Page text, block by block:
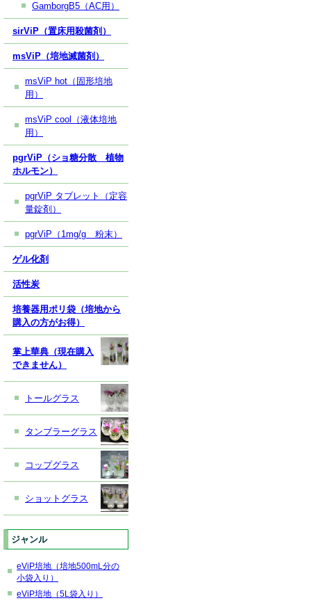
GamborgB5（AC用）
sirViP（置床用殺菌剤）
msViP（培地滅菌剤）
msViP hot（固形培地
用）
msViP cool（液体培地
用）
pgrViP（ショ糖分散 植物
ホルモン）
pgrViP タブレット（定容
量錠剤）
pgrViP（1mg/g 粉末）
ゲル化剤
活性炭
培養器用ポリ袋（培地から
購入の方がお得）
掌上華典（現在購入
できません）
トールグラス
タンブラーグラス
コップグラス
ショットグラス
ジャンル
eViP培地（培地500mL分の
小袋入り）
eViP培地（5L袋入り）